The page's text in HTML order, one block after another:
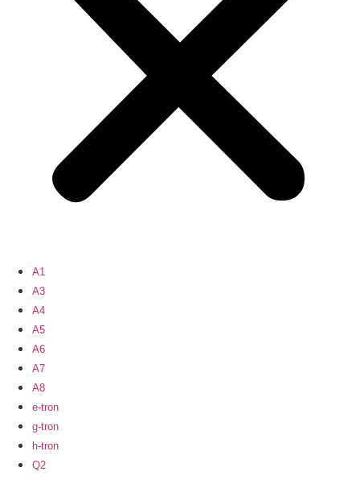
A1
A3
A4
A5
A6
A7
A8
e-tron
g-tron
h-tron
Q2